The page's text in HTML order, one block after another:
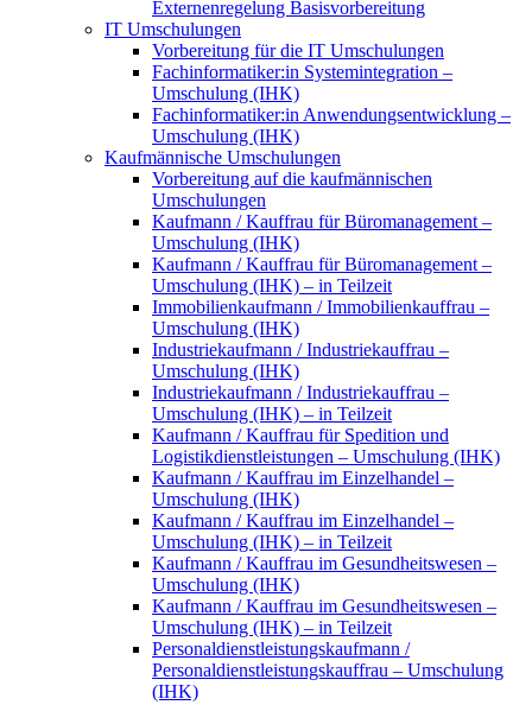
Externenregelung Basisvorbereitung
IT Umschulungen
Vorbereitung für die IT Umschulungen
Fachinformatiker:in Systemintegration –
Umschulung (IHK)
Fachinformatiker:in Anwendungsentwicklung –
Umschulung (IHK)
Kaufmännische Umschulungen
Vorbereitung auf die kaufmännischen
Umschulungen
Kaufmann / Kauffrau für Büromanagement –
Umschulung (IHK)
Kaufmann / Kauffrau für Büromanagement –
Umschulung (IHK) – in Teilzeit
Immobilienkaufmann / Immobilienkauffrau –
Umschulung (IHK)
Industriekaufmann / Industriekauffrau –
Umschulung (IHK)
Industriekaufmann / Industriekauffrau –
Umschulung (IHK) – in Teilzeit
Kaufmann / Kauffrau für Spedition und
Logistikdienstleistungen – Umschulung (IHK)
Kaufmann / Kauffrau im Einzelhandel –
Umschulung (IHK)
Kaufmann / Kauffrau im Einzelhandel –
Umschulung (IHK) – in Teilzeit
Kaufmann / Kauffrau im Gesundheitswesen –
Umschulung (IHK)
Kaufmann / Kauffrau im Gesundheitswesen –
Umschulung (IHK) – in Teilzeit
Personaldienstleistungskaufmann /
Personaldienstleistungskauffrau – Umschulung
(IHK)